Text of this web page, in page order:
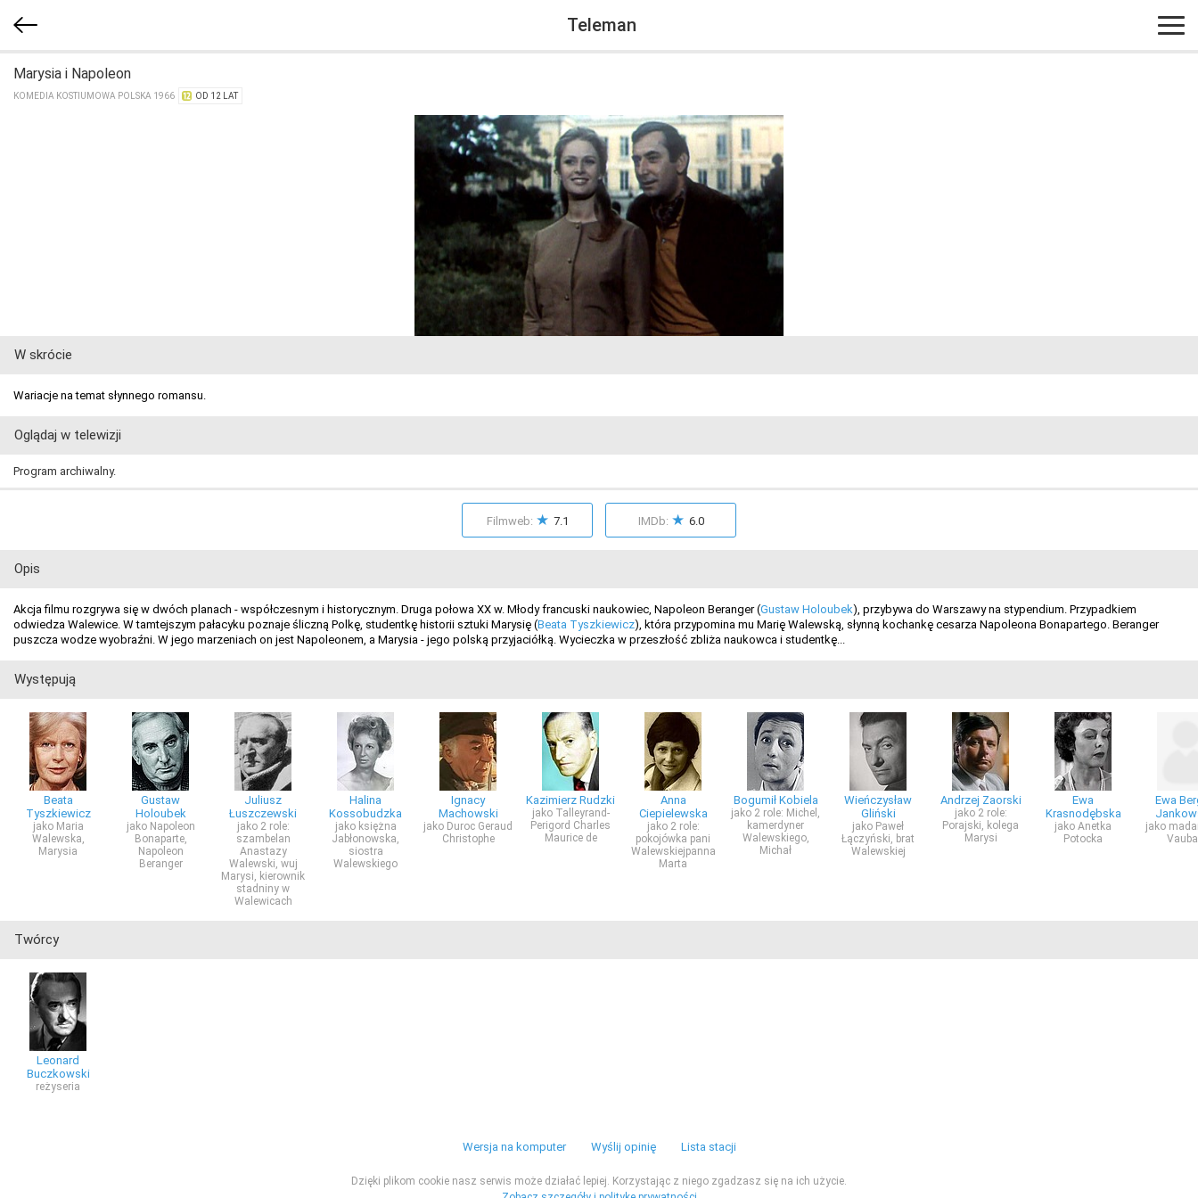
Teleman
Marysia i Napoleon
KOMEDIA KOSTIUMOWA POLSKA 1966 OD 12 LAT
W skrócie
Wariacje na temat słynnego romansu.
Oglądaj w telewizji
Program archiwalny.
Filmweb: ★ 7.1 IMDb: ★ 6.0
Opis
Akcja filmu rozgrywa się w dwóch planach - współczesnym i historycznym. Druga połowa XX w. Młody francuski naukowiec, Napoleon Beranger (Gustaw Holoubek), przybywa do Warszawy na stypendium. Przypadkiem
odwiedza Walewice. W tamtejszym pałacyku poznaje śliczną Polkę, studentkę historii sztuki Marysię (Beata Tyszkiewicz), która przypomina mu Marię Walewską, słynną kochankę cesarza Napoleona Bonapartego. Beranger
puszcza wodze wyobraźni. W jego marzeniach on jest Napoleonem, a Marysia - jego polską przyjaciółką. Wycieczka w przeszłość zbliża naukowca i studentkę...
Występują
Beata
Tyszkiewicz
jako Maria
Walewska,
Marysia
Gustaw
Holoubek
jako Napoleon
Bonaparte,
Napoleon
Beranger
Juliusz
Łuszczewski
jako 2 role:
szambelan
Anastazy
Walewski, wuj
Marysi, kierownik
stadniny w
Walewicach
Halina
Kossobudzka
jako księżna
Jabłonowska,
siostra
Walewskiego
Ignacy
Machowski
jako Duroc Geraud
Christophe
Kazimierz Rudzki
jako Talleyrand-
Perigord Charles
Maurice de
Anna
Ciepielewska
jako 2 role:
pokojówka pani
Walewskiejpanna
Marta
Bogumił Kobiela
jako 2 role: Michel,
kamerdyner
Walewskiego,
Michał
Wieńczysław
Gliński
jako Paweł
Łączyński, brat
Walewskiej
Andrzej Zaorski
jako 2 role:
Porajski, kolega
Marysi
Ewa
Krasnodębska
jako Anetka
Potocka
Ewa
jako
Twórcy
Leonard
Buczkowski
reżyseria
Wersja na komputer Wyślij opinię Lista stacji
Dzięki plikom cookie nasz serwis może działać lepiej. Korzystając z niego zgadzasz się na ich użycie.